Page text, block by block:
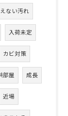
ない汚れ
入荷未定
カビ対策
部屋 成長
近場